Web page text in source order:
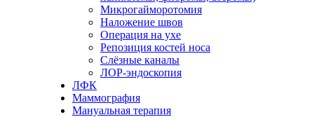
Микрогайморотомия
Наложение швов
Операция на ухе
Репозиция костей носа
Слёзные каналы
ЛОР-эндоскопия
ЛФК
Маммография
Мануальная терапия